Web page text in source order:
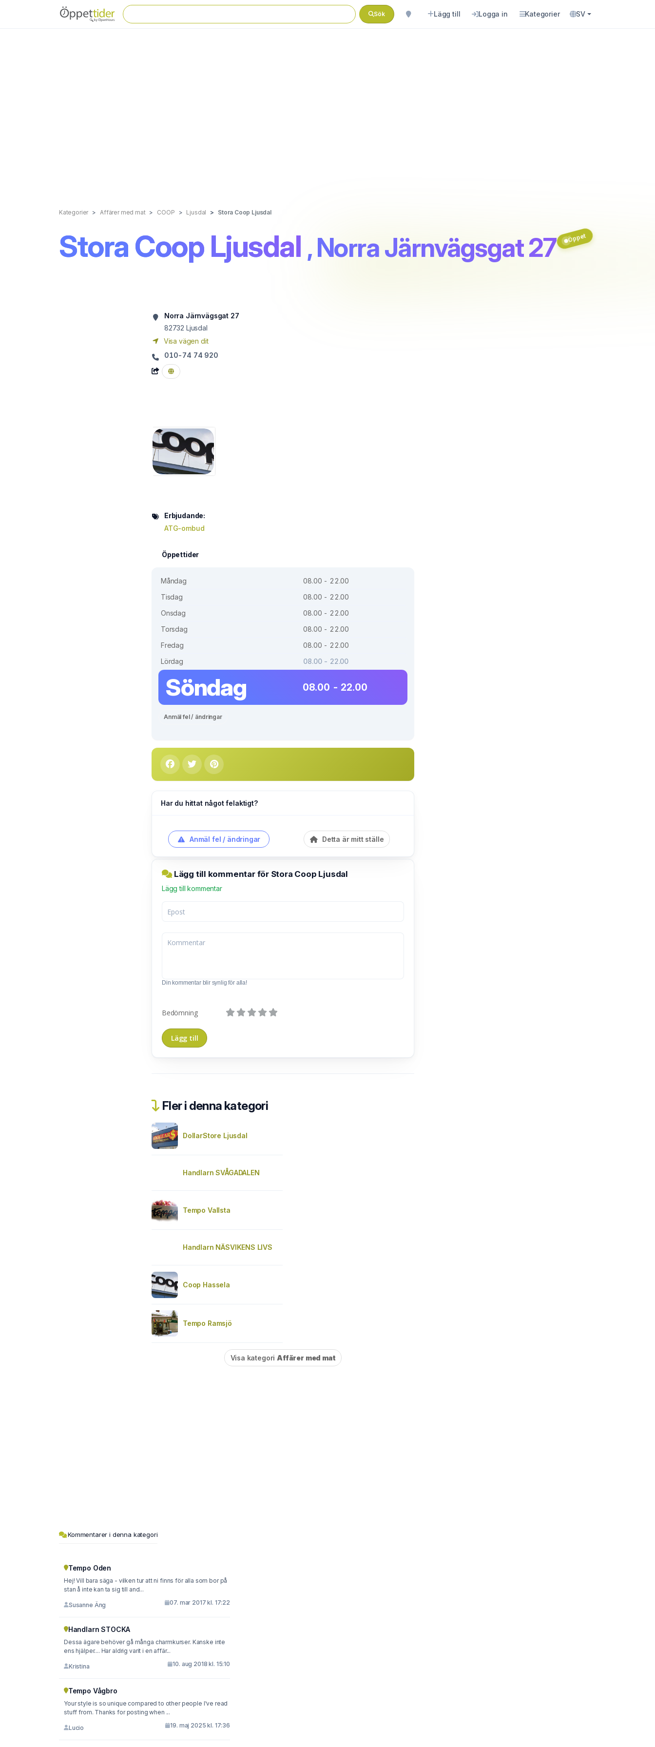
Sök Lägg till Logga in Kategorier SV
Kategorier Affärer med mat COOP Ljusdal Stora Coop Ljusdal
Stora Coop Ljusdal , Norra Järnvägsgat 27 Öppet
Norra Järnvägsgat 27
82732 Ljusdal
Visa vägen dit
010-74 74 920
Erbjudande:
ATG-ombud
Öppettider
Måndag
08.00 - 22.00
Tisdag
08.00 - 22.00
Onsdag
08.00 - 22.00
Torsdag
08.00 - 22.00
Fredag
08.00 - 22.00
Lördag
08.00 - 22.00
Söndag 08.00 - 22.00
Anmäl fel / ändringar
Har du hittat något felaktigt?
Anmäl fel / ändringar Detta är mitt ställe
Lägg till kommentar för Stora Coop Ljusdal
Lägg till kommentar
Din kommentar blir synlig för alla!
Bedömning
Fler i denna kategori
DollarStore Ljusdal
Handlarn SVÅGADALEN
Tempo Vallsta
Handlarn NÄSVIKENS LIVS
Coop Hassela
Tempo Ramsjö
Visa kategori Affärer med mat
Kommentarer i denna kategori
Tempo Oden
Hej! Vill bara säga - vilken tur att ni finns för alla som bor på
stan å inte kan ta sig till and...
Susanne Äng 07. mar 2017 kl. 17:22
Handlarn STOCKA
Dessa ägare behöver gå många charmkurser. Kanske inte
ens hjälper.... Har aldrig varit i en affär...
Kristina 10. aug 2018 kl. 15:10
Tempo Vågbro
Your style is so unique compared to other people I've read
stuff from. Thanks for posting when ...
Lucio 19. maj 2025 kl. 17:36